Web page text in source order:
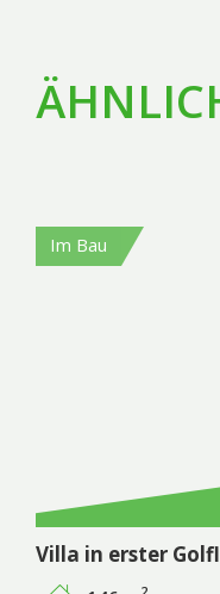
Im Bau